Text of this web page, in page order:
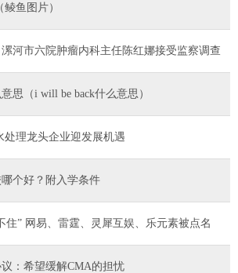
鱼图片）
河市六院肿瘤内科主任陈红娜接受监察调查
思（i will be back什么意思）
处理龙头企业迎发展机遇
个好？附入学条件
住” 网易、雷霆、灵犀互娱、乐元素被点名
：希望缓解CMA的担忧